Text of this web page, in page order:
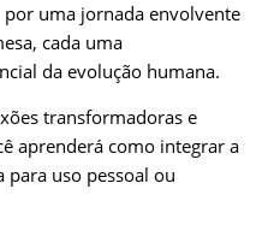
uma jornada envolvente
cada uma
da evolução humana.
transformadoras e
aprenderá como integrar a
para uso pessoal ou